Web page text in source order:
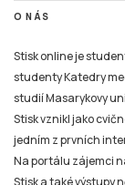
O NÁS
Stisk online je
studenty Katedry
studií Masarykovy
Stisk vznikl jako
jedním z prvních
Na portálu zájemci